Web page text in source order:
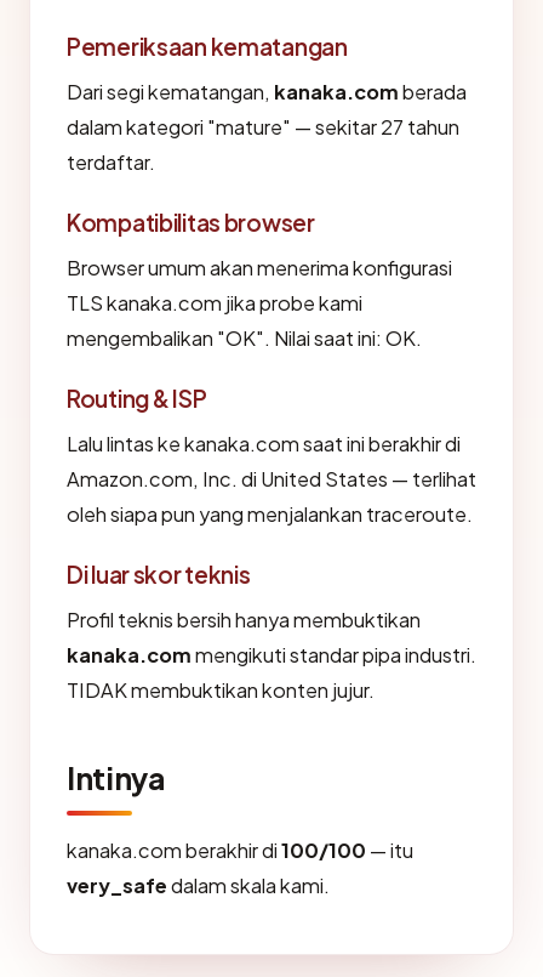
Pemeriksaan kematangan
Dari segi kematangan, kanaka.comberada
dalam kategori "mature" — sekitar 27 tahun
terdaftar.
Kompatibilitas browser
Browser umum akan menerima konfigurasi
TLS kanaka.com jika probe kami
mengembalikan "OK". Nilai saat ini: OK.
Routing & ISP
Lalu lintas ke kanaka.com saat ini berakhir di
Amazon.com, Inc. di United States — terlihat
oleh siapa pun yang menjalankan traceroute.
Di luar skor teknis
Profil teknis bersih hanya membuktikan
kanaka.commengikuti standar pipa industri.
TIDAK membuktikan konten jujur.
Intinya
kanaka.com berakhir di100/100 — itu
very_safedalam skala kami.